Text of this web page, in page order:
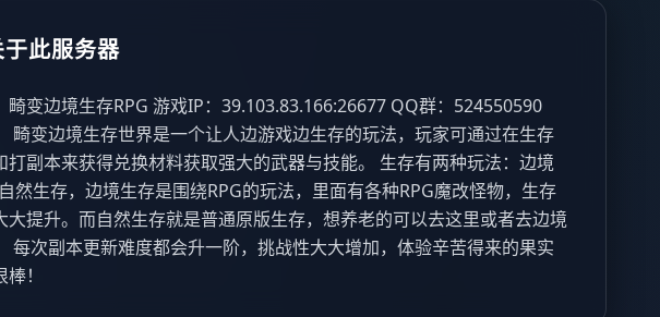
于此服务器
畸变边境生存RPG 游戏IP：39.103.83.166:26677 QQ群：524550590
畸变边境生存世界是一个让人边游戏边生存的玩法，玩家可通过在生存
打副本来获得兑换材料获取强大的武器与技能。 生存有两种玩法：边境
然生存，边境生存是围绕RPG的玩法，里面有各种RPG魔改怪物，生存
大提升。而自然生存就是普通原版生存，想养老的可以去这里或者去边境
每次副本更新难度都会升一阶，挑战性大大增加，体验辛苦得来的果实
！